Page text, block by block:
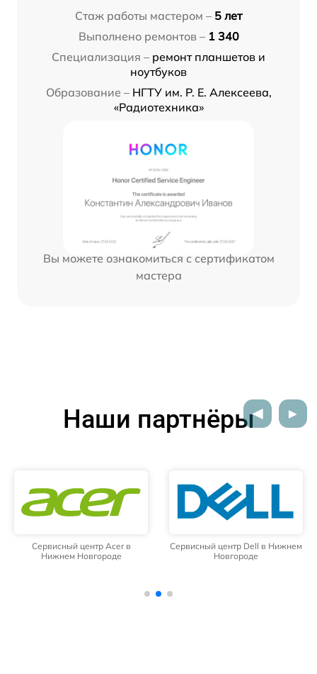
Стаж работы мастером – 5 лет
Выполнено ремонтов – 1 340
Специализация – ремонт планшетов и
ноутбуков
Образование – НГТУ им. Р. Е. Алексеева,
«Радиотехника»
Вы можете ознакомиться с сертификатом
мастера
Наши партнёры
Сервисный центр Acer в
Нижнем Новгороде
Сервисный центр Dell в Нижнем
Новгороде